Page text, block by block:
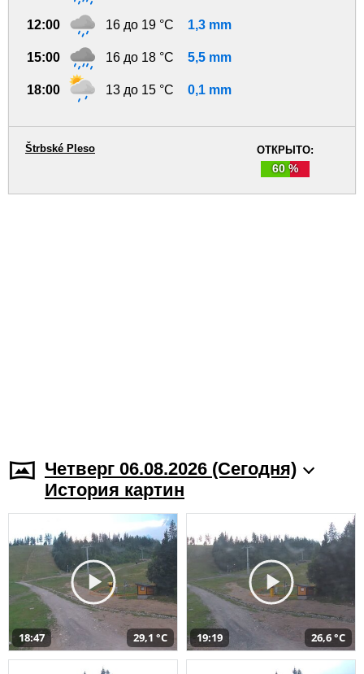
12:00 16 до 19 °C 1,3 mm
15:00 16 до 18 °C 5,5 mm
18:00 13 до 15 °C 0,1 mm
ОТКРЫТО:
60 %
Štrbské Pleso
Четверг 06.08.2026 (Cегодня)
История картин
18:47 29,1 °C 19:19 26,6 °C